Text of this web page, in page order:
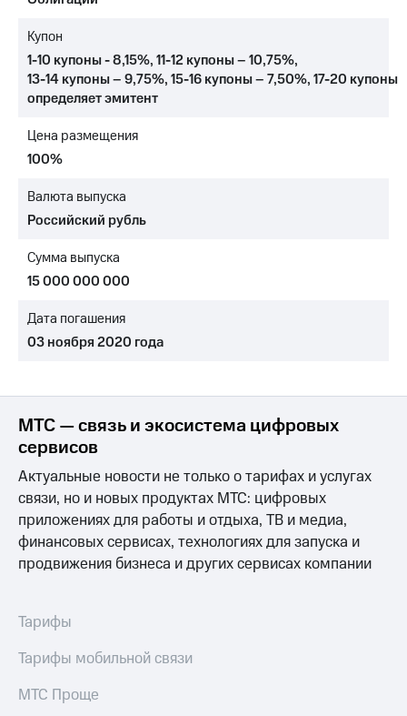
Достижения
Контакты
в
регионе
Корпоративное
управление
секретарь
информации
Информация
Документы
ПАО
"МТС"
Собрания
акционеров
Личный
Контроль
аудит
Рынок
Купон
1-10 купоны - 8,15%,11-12 купоны – 10,75%,
13-14 купоны – 9,75%,15-16 купоны – 7,50%,17-20 купоны
определяет эмитент
Цена размещения
100%
Валюта выпуска
Российский рубль
Сумма выпуска
15 000 000 000
Дата погашения
03 ноября 2020 года
МТС — связь и экосистема цифровых
сервисов
Актуальные новости не только о тарифах и услугах
связи, но и новых продуктах МТС: цифровых
приложениях для работы и отдыха, ТВ и медиа,
финансовых сервисах, технологиях для запуска и
продвижения бизнеса и других сервисах компании
Тарифы
Тарифы мобильной связи
МТС Проще